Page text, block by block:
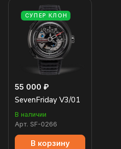
СУПЕР КЛОН
55 000 ₽
SevenFriday V3/01
В наличии
Арт. SF-0266
В корзину